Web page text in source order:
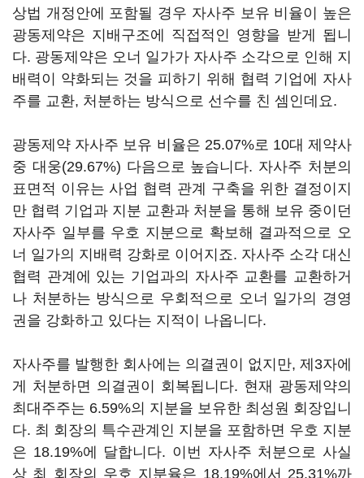
상법 개정안에 포함될 경우 자사주 보유 비율이 높은
광동제약은 지배구조에 직접적인 영향을 받게 됩니
다. 광동제약은 오너 일가가 자사주 소각으로 인해 지
배력이 약화되는 것을 피하기 위해 협력 기업에 자사
주를 교환, 처분하는 방식으로 선수를 친 셈인데요.
광동제약 자사주 보유 비율은 25.07%로 10대 제약사
중 대웅(29.67%) 다음으로 높습니다. 자사주 처분의
표면적 이유는 사업 협력 관계 구축을 위한 결정이지
만 협력 기업과 지분 교환과 처분을 통해 보유 중이던
자사주 일부를 우호 지분으로 확보해 결과적으로 오
너 일가의 지배력 강화로 이어지죠. 자사주 소각 대신
협력 관계에 있는 기업과의 자사주 교환를 교환하거
나 처분하는 방식으로 우회적으로 오너 일가의 경영
권을 강화하고 있다는 지적이 나옵니다.
자사주를 발행한 회사에는 의결권이 없지만, 제3자에
게 처분하면 의결권이 회복됩니다. 현재 광동제약의
최대주주는 6.59%의 지분을 보유한 최성원 회장입니
다. 최 회장의 특수관계인 지분을 포함하면 우호 지분
은 18.19%에 달합니다. 이번 자사주 처분으로 사실
상 최 회장의 우호 지분율은 18.19%에서 25.31%까